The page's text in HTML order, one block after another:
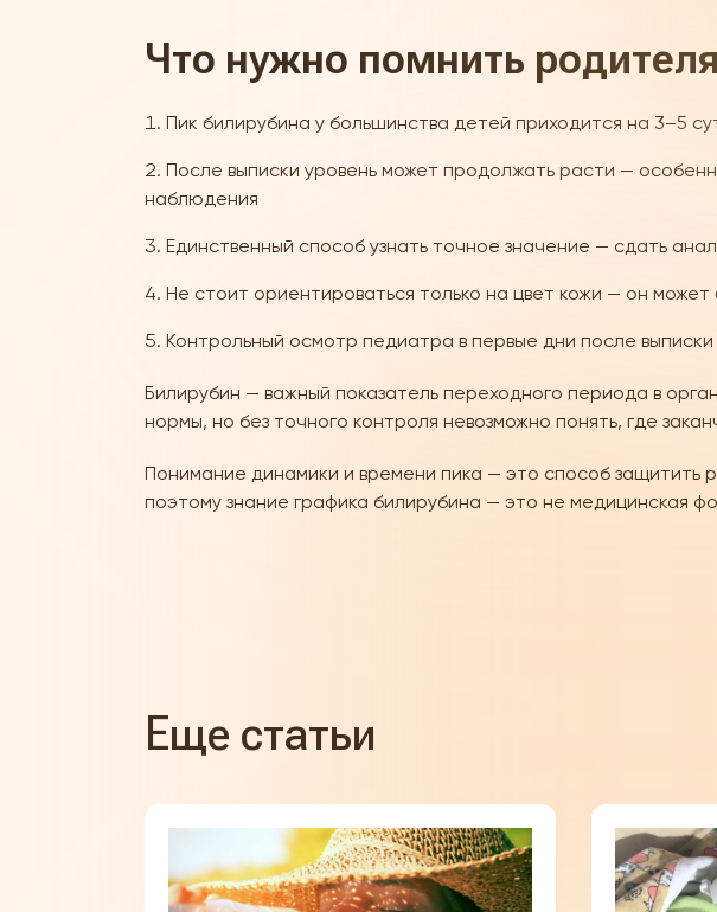
Что нужно помнить
Пик билирубина у большинства детей приходится на 3–5
После выписки уровень может продолжать расти —
наблюдения
Единственный способ узнать точное значение — сдать
Не стоит ориентироваться только на цвет кожи — он может
Контрольный осмотр педиатра в первые дни после выписки
Билирубин — важный показатель переходного периода в
нормы, но без точного контроля невозможно понять, где
Понимание динамики и времени пика — это способ защитить
поэтому знание графика билирубина — это не медицинская
Еще статьи